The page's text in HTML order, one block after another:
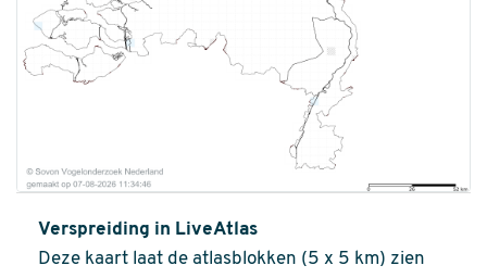
Verspreiding in LiveAtlas
Deze kaart laat de atlasblokken (5 x 5 km) zien